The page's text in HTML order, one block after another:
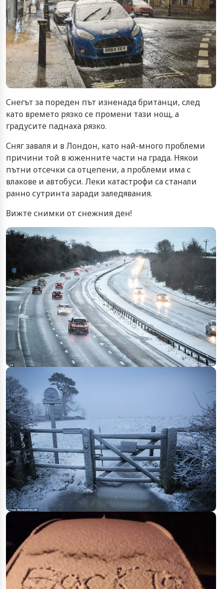
Снегът за пореден път изненада британци, след
като времето рязко се промени тази нощ, а
градусите паднаха рязко.
Сняг заваля и в Лондон, като най-много проблеми
причини той в юженните части на града. Някои
пътни отсечки са отцепени, а проблеми има с
влакове и автобуси. Леки катастрофи са станали
ранно сутринта заради заледявания.
Вижте снимки от снежния ден!